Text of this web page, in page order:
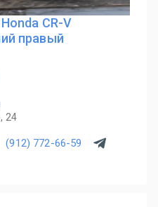
CR-V
правый
24
(912) 772-66-59